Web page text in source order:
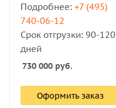
Подробнее: +7 (495)
740-06-12
Срок отгрузки: 90-120
дней
730 000 руб.
Оформить заказ